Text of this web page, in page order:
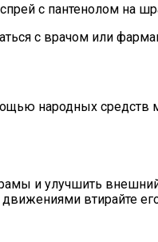
с пантенолом
с врачом или
народных средств
и улучшить
втирайте